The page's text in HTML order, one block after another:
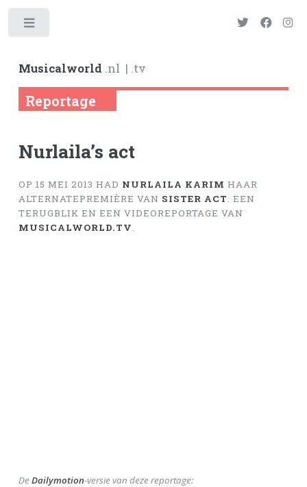
Musicalworld .nl | .tv
Reportage
Nurlaila’s act
OP 15 MEI 2013 HAD NURLAILA KARIM HAAR
ALTERNATEPREMIÈRE VAN SISTER ACT. EEN
TERUGBLIK EN EEN VIDEOREPORTAGE VAN
MUSICALWORLD.TV.
De Dailymotion-versie van deze reportage: